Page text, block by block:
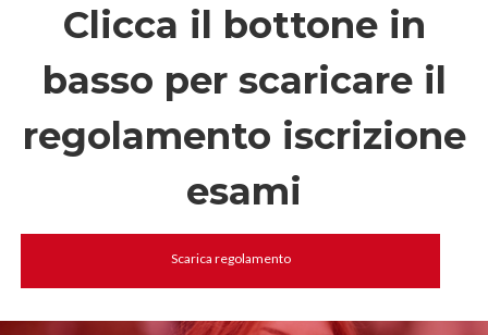
Clicca il bottone in
basso per scaricare il
regolamento iscrizione
esami
Scarica regolamento